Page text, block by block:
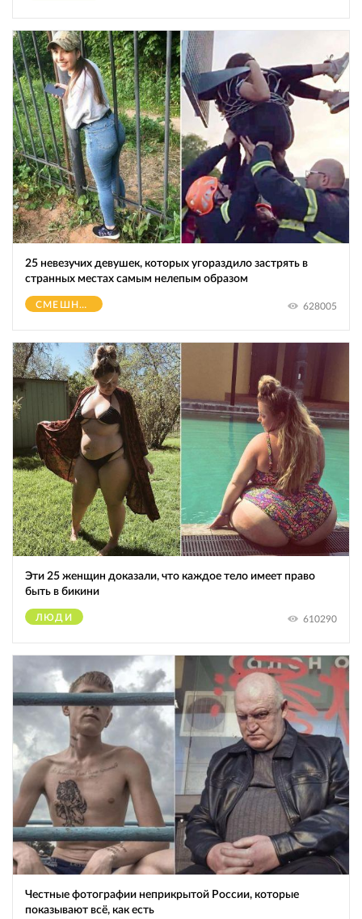
25 невезучих девушек, которых угораздило застрять в
странных местах самым нелепым образом
СМЕШНОЕ 628005
Эти 25 женщин доказали, что каждое тело имеет право
быть в бикини
ЛЮДИ 610290
Честные фотографии неприкрытой России, которые
показывают всё, как есть